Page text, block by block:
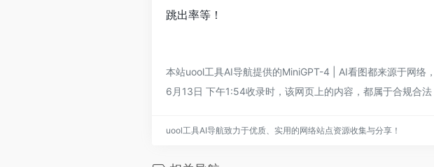
跳出率等！
本站uool工具AI导航提供的MiniGPT-4 | AI看图都来源于网络
6月13日 下午1:54收录时，该网页上的内容，都属于合规合
uool工具AI导航致力于优质、实用的网络站点资源收集与分享！